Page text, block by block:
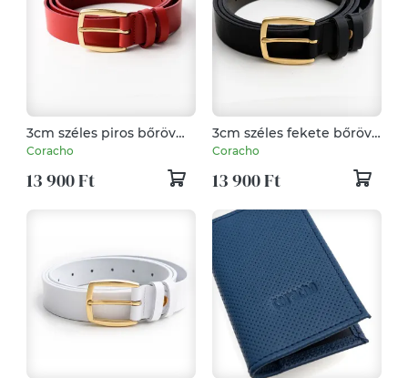
3cm széles piros bőröv
olasz aranyozott réz
Coracho
13 900 Ft
3cm széles fekete bőröv
olasz aranyozott réz
Coracho
13 900 Ft